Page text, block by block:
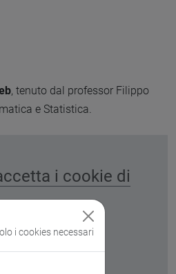
, tenuto dal professor Filippo
e Statistica.
i cookie di
i cookies necessari